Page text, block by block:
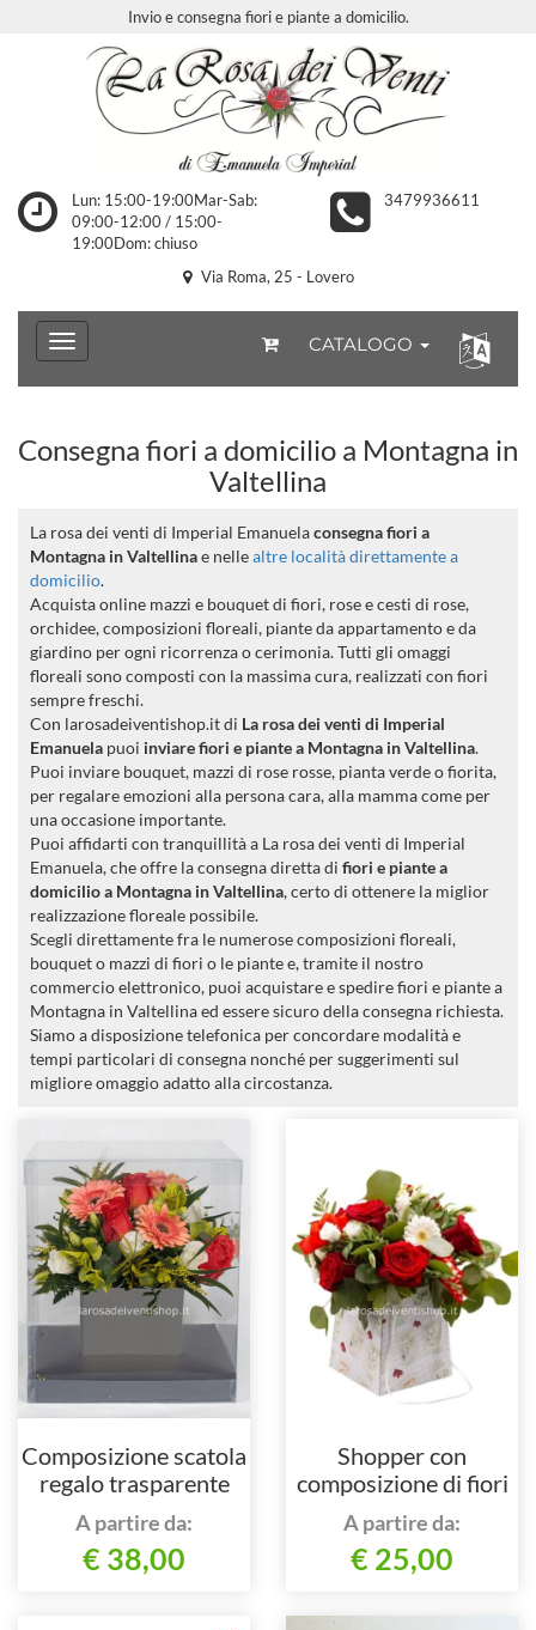
Invio e consegna fiori e piante a domicilio.
Lun: 15:00-19:00Mar-Sab:
09:00-12:00 / 15:00-
19:00Dom: chiuso
3479936611
Via Roma, 25 - Lovero
CATALOGO
Consegna fiori a domicilio a Montagna in
Valtellina
La rosa dei venti di Imperial Emanuelaconsegna fiori a
Montagna in Valtellinae nellealtre località direttamente a
domicilio.
Acquista online mazzi e bouquet di fiori, rose e cesti di rose,
orchidee, composizioni floreali, piante da appartamento e da
giardino per ogni ricorrenza o cerimonia. Tutti gli omaggi
floreali sono composti con la massima cura, realizzati con fiori
sempre freschi.
Con larosadeiventishop.it di La rosa dei venti di Imperial
Emanuela puoi inviare fiori e piante a Montagna in Valtellina.
Puoi inviare bouquet, mazzi di rose rosse, pianta verde o fiorita,
per regalare emozioni alla persona cara, alla mamma come per
una occasione importante.
Puoi affidarti con tranquillità a La rosa dei venti di Imperial
Emanuela, che offre la consegna diretta di fiori e piante a
domicilio a Montagna in Valtellina, certo di ottenere la miglior
realizzazione floreale possibile.
Scegli direttamente fra le numerose composizioni floreali,
bouquet o mazzi di fiori o le piante e, tramite il nostro
commercio elettronico, puoi acquistare e spedire fiori e piante a
Montagna in Valtellina ed essere sicuro della consegna richiesta.
Siamo a disposizione telefonica per concordare modalità e
tempi particolari di consegna nonché per suggerimenti sul
migliore omaggio adatto alla circostanza.
Composizione scatola
regalo trasparente
A partire da:
€ 38,00
Shopper con
composizione di fiori
misti
A partire da:
€ 25,00